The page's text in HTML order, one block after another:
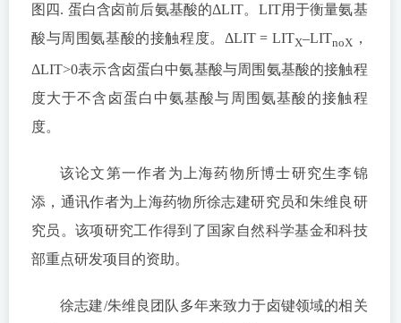
图四. 蛋白含卤前后氨基酸的ΔLIT。LIT用于衡量氨基
酸与周围氨基酸的接触程度。ΔLIT = LITX–LITnoX ，
ΔLIT>0表示含卤蛋白中氨基酸与周围氨基酸的接触程
度大于不含卤蛋白中氨基酸与周围氨基酸的接触程
度。
该论文第一作者为上海药物所博士研究生李锦
添，通讯作者为上海药物所徐志建研究员和朱维良研
究员。该项研究工作得到了国家自然科学基金和科技
部重点研发项目的资助。
徐志建/朱维良团队多年来致力于卤键领域的相关